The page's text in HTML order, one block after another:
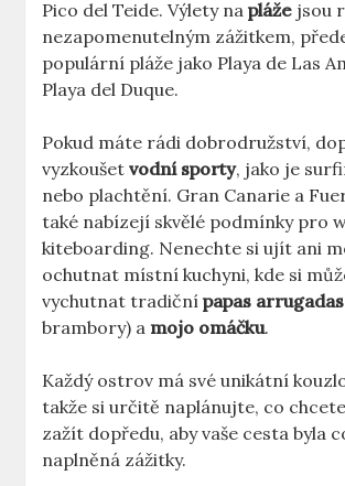
Pico del Teide. Výlety napláže jsou
nezapomenutelným zážitkem,
populární pláže jako Playa de Las
Playa del Duque.
Pokud máte rádi dobrodružství,
vyzkoušetvodní sporty, jako je
nebo plachtění. Gran Canarie a
také nabízejí skvělé podmínky pro
kiteboarding. Nenechte si ujít ani
ochutnat místní kuchyni, kde si
vychutnat tradičnípapas arrugadas
brambory) a mojo omáčku.
Každý ostrov má své unikátní
takže si určitě naplánujte, co
zažít dopředu, aby vaše cesta byla
naplněná zážitky.